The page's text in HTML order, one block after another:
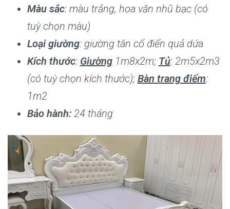
Màu sắc: màu trắng, hoa văn nhũ bạc (có
tuỳ chọn màu)
Loại giường: giường tân cổ điển quả dứa
Kích thước: Giường1m8x2m; Tủ: 2m5x2m3
(có tuỳ chọn kích thước); Bàn trang điểm:
1m2
Bảo hành:24 tháng